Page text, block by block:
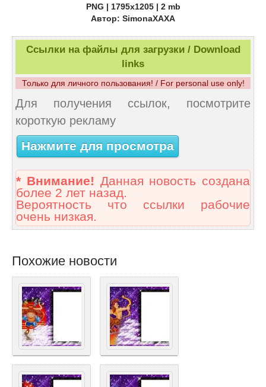
PNG | 1795х1205 | 2 mb
Автор: SimonaXAXA
Ссылки на файлы для загрузки / Download
links
Только для личного пользования! / For personal use only!
Для получения ссылок, посмотрите
короткую рекламу
Нажмите для просмотра
* Внимание! Данная новость создана
более 2 лет назад.
Вероятность что ссылки рабочие
очень низкая.
Похожие новости